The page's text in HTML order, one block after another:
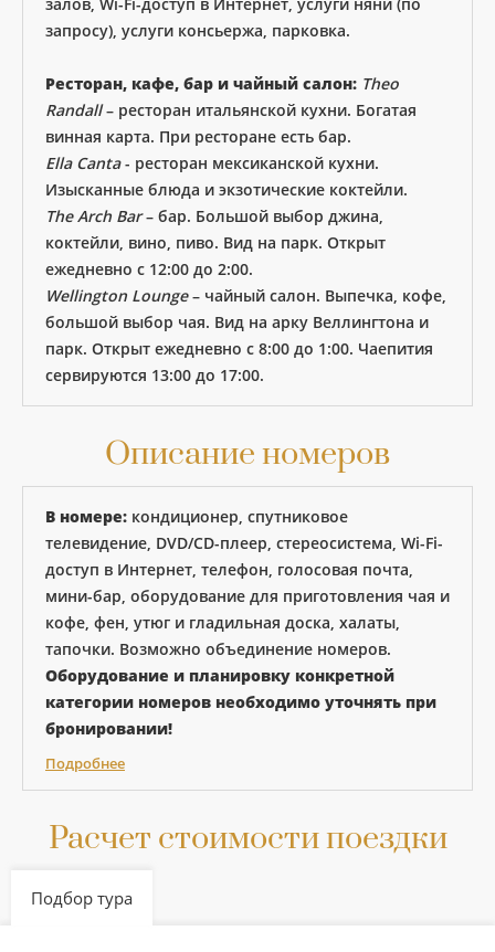
запросу), услуги консьержа, парковка.
Ресторан, кафе, бар и чайный салон: Theo
Randall– ресторан итальянской кухни. Богатая
винная карта. При ресторане есть бар.
Ella Canta- ресторан мексиканской кухни.
Изысканные блюда и экзотические коктейли.
The Arch Bar– бар. Большой выбор джина,
коктейли, вино, пиво. Вид на парк. Открыт
ежедневно с 12:00 до 2:00.
Wellington Lounge– чайный салон. Выпечка, кофе,
большой выбор чая. Вид на арку Веллингтона и
парк. Открыт ежедневно с 8:00 до 1:00. Чаепития
сервируются 13:00 до 17:00.
Описание номеров
В номере: кондиционер, спутниковое
телевидение, DVD/CD-плеер, стереосистема, Wi-Fi-
доступ в Интернет, телефон, голосовая почта,
мини-бар, оборудование для приготовления чая и
кофе, фен, утюг и гладильная доска, халаты,
тапочки. Возможно объединение номеров.
Оборудование и планировку конкретной
категории номеров необходимо уточнять при
бронировании!
Подробнее
Расчет стоимости поездки
Подбор тура